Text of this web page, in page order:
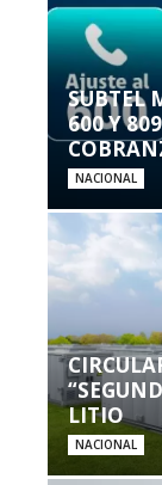
SUBTEL
600 Y
NACIONAL
LITIO
NACIONAL